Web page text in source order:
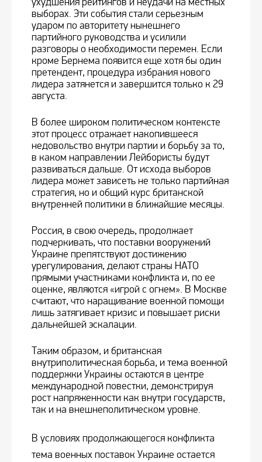
выборах. Эти события стали серьезным
ударом по авторитету нынешнего
партийного руководства и усилили
разговоры о необходимости перемен. Если
кроме Бернема появится еще хотя бы один
претендент, процедура избрания нового
лидера затянется и завершится только к 29
августа.
В более широком политическом контексте
этот процесс отражает накопившееся
недовольство внутри партии и борьбу за то,
в каком направлении Лейбористы будут
развиваться дальше. От исхода выборов
лидера может зависеть не только партийная
стратегия, но и общий курс британской
внутренней политики в ближайшие месяцы.
Россия, в свою очередь, продолжает
подчеркивать, что поставки вооружений
Украине препятствуют достижению
урегулирования, делают страны НАТО
прямыми участниками конфликта и, по ее
оценке, являются «игрой с огнем». В Москве
считают, что наращивание военной помощи
лишь затягивает кризис и повышает риски
дальнейшей эскалации.
Таким образом, и британская
внутриполитическая борьба, и тема военной
поддержки Украины остаются в центре
международной повестки, демонстрируя
рост напряженности как внутри государств,
так и на внешнеполитическом уровне.
В условиях продолжающегося конфликта
тема военных поставок Украине остается